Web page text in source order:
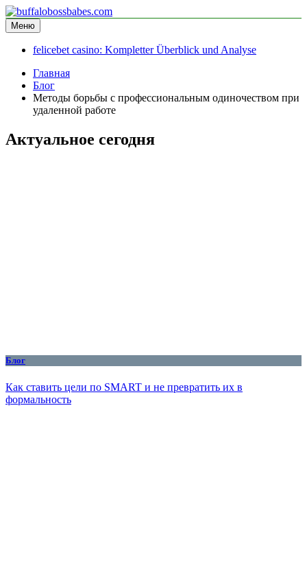
Перейти
к
содержимому
buffalobossbabes.com
информационный сайт
Меню
felicebet casino: Kompletter Überblick und Analyse
Главная
Блог
Методы борьбы с профессиональным одиночеством при
удаленной работе
Актуальное сегодня
Блог
Как ставить цели по SMART и не превратить их в
формальность